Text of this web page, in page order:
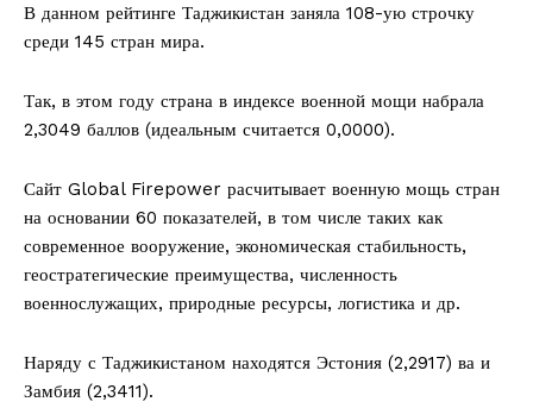
В данном рейтинге Таджикистан заняла 108-ую строчку
среди 145 стран мира.
Так, в этом году страна в индексе военной мощи набрала
2,3049 баллов (идеальным считается 0,0000).
Сайт Global Firepower расчитывает военную мощь стран
на основании 60 показателей, в том числе таких как
современное вооружение, экономическая стабильность,
геостратегические преимущества, численность
военнослужащих, природные ресурсы, логистика и др.
Наряду с Таджикистаном находятся Эстония (2,2917) ва и
Замбия (2,3411).